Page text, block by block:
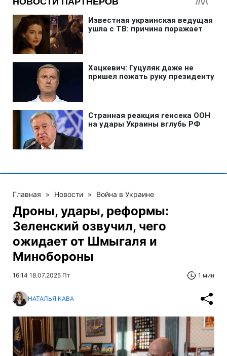
Главная » Новости » Война в Украине
Дроны, удары, реформы:
Зеленский озвучил, чего
ожидает от Шмыгаля и
Минобороны
16:14 18.07.2025 Пт 1 мин
НАТАЛЬЯ КАВА